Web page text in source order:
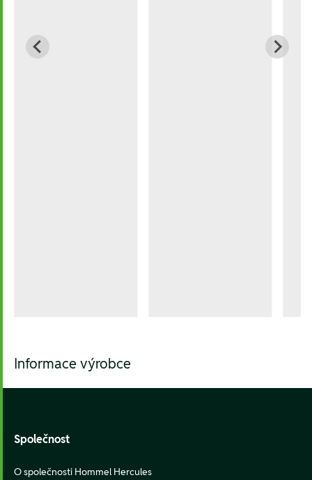
Informace výrobce
Společnost
O společnosti Hommel Hercules